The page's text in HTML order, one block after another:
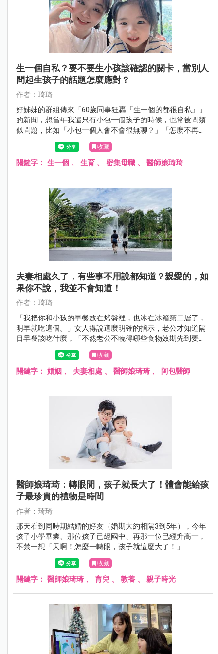
生一個自私？要不要生小孩該確認的關卡，當別人
問起生孩子的話題怎麼應對？
作者：琦琦
好姊妹的群組傳來「60歲同事狂轟『生一個的都很自私』」
的新聞，想當年我還只有小包一個孩子的時候，也常被問類
似問題，比如「小包一個人會不會很無聊？」「怎麼不再生
一個，兩個孩子恰恰好」，面對不熟的人我都笑笑帶過，熟
悉的人則知道生養小孩著實不易。
收藏
關鍵字： 生一個 、 生育 、 密集母職 、 醫師娘琦琦
夫妻相處久了，有些事不用說都知道？親愛的，如
果你不說，我並不會知道！
作者：琦琦
「我把你和小孩的早餐放在烤盤裡，也冰在冰箱第二層了，
明早就吃這個。」女人得說這麼明確的指示，老公才知道隔
日早餐該吃什麼，「不然老公不曉得哪些食物效期先到要先
消耗掉呀！」即使家裡的冰箱不是傳說中塞滿食物的「阿嬤
冰箱」，老公最熟悉的依然只有冰塊和飲料而已。
收藏
關鍵字： 婚姻 、 夫妻相處 、 醫師娘琦琦、 阿包醫師
醫師娘琦琦：轉眼間，孩子就長大了！體會能給孩
子最珍貴的禮物是時間
作者：琦琦
那天看到同時期結婚的好友（婚期大約相隔3到5年），今年
孩子小學畢業、那位孩子已經國中、再那一位已經升高一，
不禁一想「天啊！怎麼一轉眼，孩子就這麼大了！」
收藏
關鍵字： 醫師娘琦琦、 育兒 、 教養 、 親子時光